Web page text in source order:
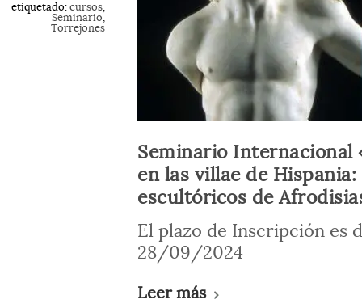
etiquetado: cursos,
Seminario,
Torrejones
Seminario Internacional
en las villae de
escultóricos de
El plazo de Inscripción
28/09/2024
Leer más